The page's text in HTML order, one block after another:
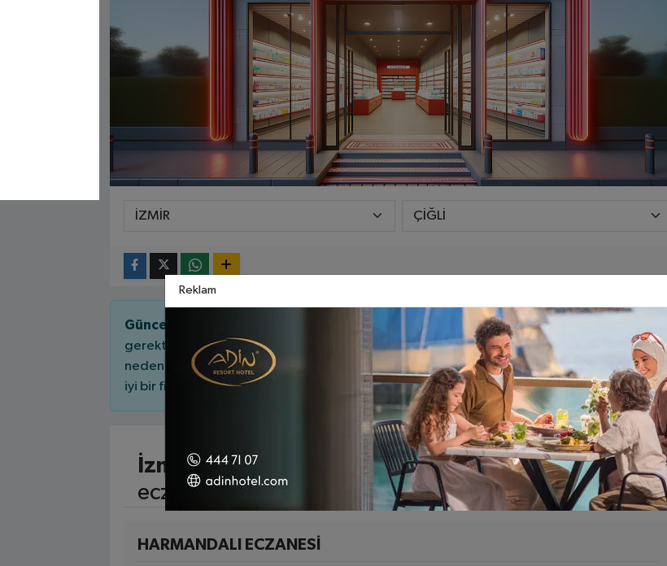
Güncel Nöbetçi Eczaneler.
Her eczane gece boyunca açık olmayabilir, bazıları sadece
gerektiğinde açık kalabilir veya beklenmedik durumlar nedeniyle nöbete gelemeyebilir. Bu
nedenle, yola çıkmadan önce eczanenin açık olduğunu telefon aracılığıyla teyit etmeniz
iyi bir fikir olacaktır.
İzmir Çiğli06 Ağustos 2026 Perşembe nöbetçi
eczane adres, telefon ve konumları
HARMANDALI ECZANESİ
Reklam